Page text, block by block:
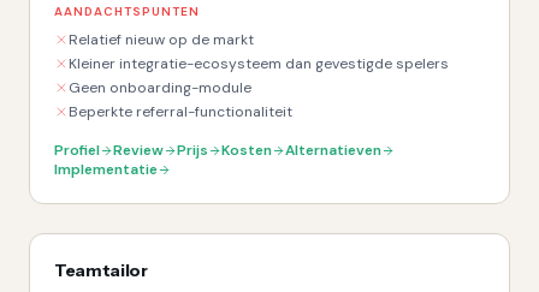
AANDACHTSPUNTEN
Relatief nieuw op de markt
Kleiner integratie-ecosysteem dan gevestigde spelers
Geen onboarding-module
Beperkte referral-functionaliteit
Profiel
Review Prijs Kosten
Alternatieven
Implementatie
Teamtailor